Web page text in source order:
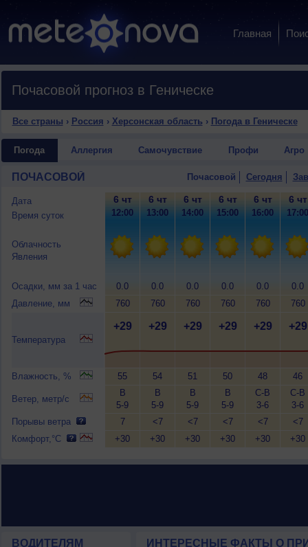
Главная
Почасовой прогноз в Геническе
Все страны › Россия › Херсонская область › Погода в Геническе
Погода Аллергия Самочувствие Профи Агро
ПОЧАСОВОЙ Почасовой Сегодня
Дата
Время суток
Облачность
Явления
Осадки, мм за 1 час
Давление, мм
Температура
Влажность, %
Ветер, метр/с
Порывы ветра
Комфорт,°C
6 чт
12:00
0.0
760
+29
55
В
5-9
7
+30
6 чт
13:00
0.0
760
+29
54
В
5-9
<7
+30
6 чт
14:00
0.0
760
+29
51
В
5-9
<7
+30
6 чт
15:00
0.0
760
+29
50
В
5-9
<7
+30
6 чт
16:00
0.0
760
+29
48
С-В
3-6
<7
+30
6 чт
17:00
0.0
760
+29
46
С-В
3-6
<7
+30
ВОДИТЕЛЯМ ИНТЕРЕСНЫЕ ФАКТЫ О